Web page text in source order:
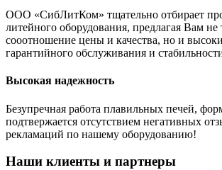
ООО «СибЛитКом» тщательно отбирает
литейного оборудования, предлагая Вам не
сооотношение цены и качества, но и
гарантийного обслуживания и
Высокая надежность
Безупречная работа плавильных печей,
подтвержается отсутствием негативных
рекламаций по нашему оборудованию!
Наши клиенты и партнеры